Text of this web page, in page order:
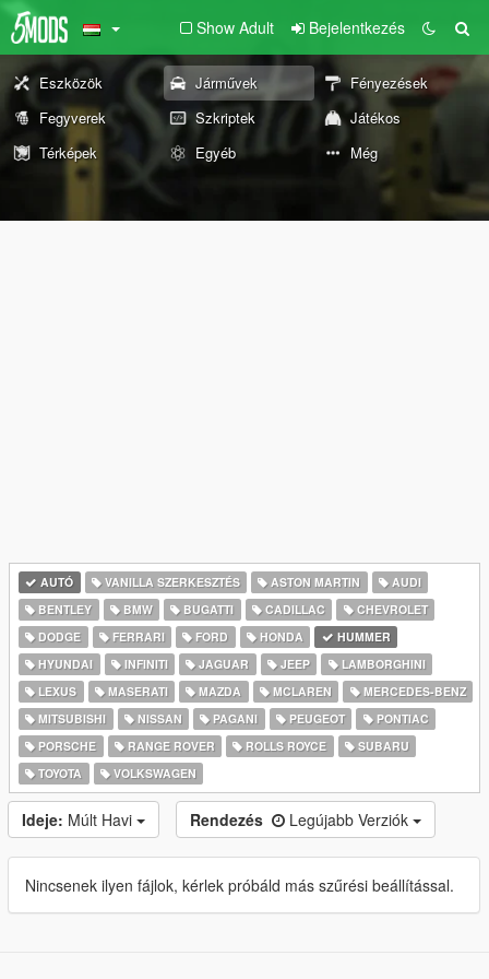
Show Adult Bejelentkezés
Eszközök Járművek
Fényezések
Fegyverek
Szkriptek
Játékos
Térképek
Egyéb Még
AUTÓ VANILLA SZERKESZTÉS ASTON MARTIN
AUDI
BENTLEY
BMW BUGATTI CADILLAC
CHEVROLET
DODGE
FERRARI FORD HONDA
HUMMER
HYUNDAI
INFINITI JAGUAR JEEP
LAMBORGHINI
LEXUS
MASERATI MAZDA MCLAREN
MERCEDES-BENZ
MITSUBISHI
NISSAN PAGANI PEUGEOT
PONTIAC
PORSCHE
RANGE ROVER ROLLS ROYCE
SUBARU
TOYOTA
VOLKSWAGEN
Ideje: Múlt Havi Rendezés Legújabb Verziók
Nincsenek ilyen fájlok, kérlek próbáld más szűrési beállítással.